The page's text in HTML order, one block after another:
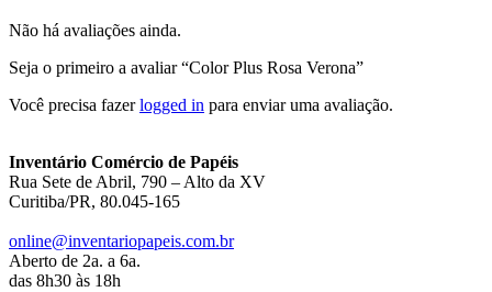
Não há avaliações ainda.
Seja o primeiro a avaliar “Color Plus Rosa Verona”
Você precisa fazerlogged in para enviar uma avaliação.
Inventário Comércio de Papéis
Rua Sete de Abril, 790 – Alto da XV
Curitiba/PR, 80.045-165
online@inventariopapeis.com.br
Aberto de 2a. a 6a.
das 8h30 às 18h